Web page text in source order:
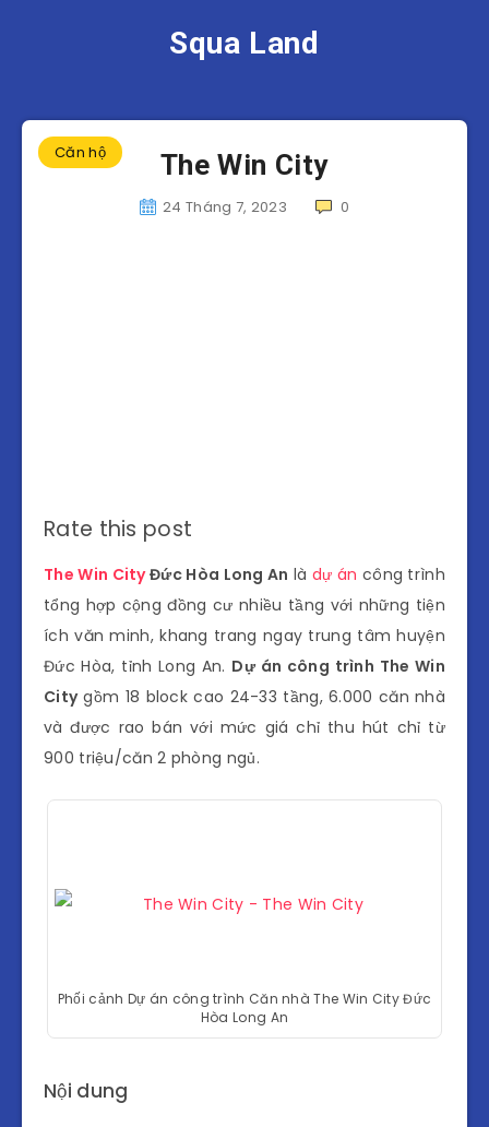
Squa Land
Căn hộ The Win City
24 Tháng 7, 2023 0
Rate this post
The Win CityĐức Hòa Long An làdự án công trình
tổng hợp cộng đồng cư nhiều tầng với những tiện
ích văn minh, khang trang ngay trung tâm huyện
Đức Hòa, tỉnh Long An. Dự án công trình The Win
Citygồm 18 block cao 24-33 tầng, 6.000 căn nhà
và được rao bán với mức giá chỉ thu hút chỉ từ
900 triệu/căn 2 phòng ngủ.
Phối cảnh Dự án công trình Căn nhà The Win City Đức
Hòa Long An
Nội dung